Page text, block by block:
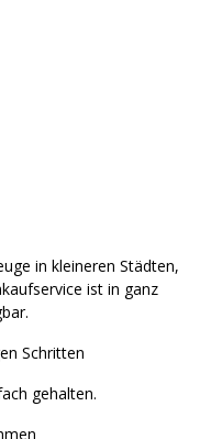
in kleineren Städten,
ist in ganz
Schritten
gehalten.